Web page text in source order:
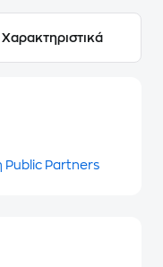
Χαρακτηριστικά
Public Partners